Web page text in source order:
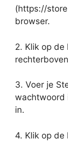
(https://
browser.
2. Klik op de
3. Voer je
wachtwoord
in.
4. Klik op de